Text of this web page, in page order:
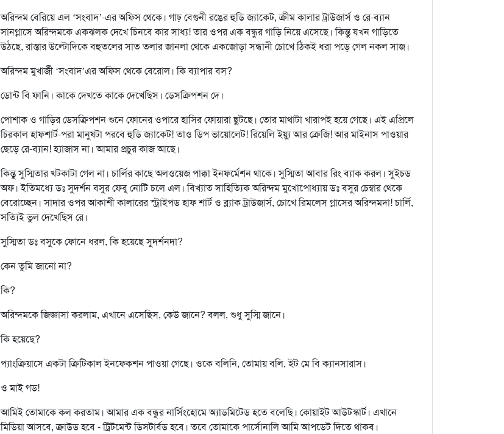
অরিন্দম বেরিয়ে এল ‘সংবাদ’-এর অফিস থেকে। গাঢ় বেগুনী রঙের হুডি জ্যাকেট, ক্রীম কালার ট্রাউজার্স ও রে-ব্যান
সানগ্লাসে অরিন্দমকে একঝলক দেখে চিনবে কার সাধ্য! তার ওপর এক বন্ধুর গাড়ি নিয়ে এসেছে। কিন্তু যখন গাড়িতে
উঠছে, রাস্তার উল্টোদিকে বহুতলের সাত তলার জানলা থেকে একজোড়া সন্ধানী চোখে ঠিকই ধরা পড়ে গেল নকল সাজ।
অরিন্দম মুখার্জী ‘সংবাদ’এর অফিস থেকে বেরোল। কি ব্যাপার বস্?
ডোন্ট বি ফানি। কাকে দেখতে কাকে দেখেছিস। ডেসক্রিপশন দে।
পোশাক ও গাড়ির ডেসক্রিপশন শুনে ফোনের ওপারে হাসির ফোয়ারা ছুটছে। তোর মাথাটা খারাপই হয়ে গেছে। এই এপ্রিলে
চিরকাল হাফশার্ট-পরা মানুষটা পরবে হুডি জ্যাকেট! তাও ডিপ ভায়োলেট! রিয়েলি ইয়্যু আর ক্রেজি! আর মাইনাস পাওয়ার
ছেড়ে রে-ব্যান! হ্যাজাস না। আমার প্রচুর কাজ আছে।
কিন্তু সুস্মিতার খটকাটা গেল না। চার্লির কাছে অলওয়েজ পাক্কা ইনফর্মেশন থাকে। সুস্মিতা আবার রিং ব্যাক করল। সুইচড
অফ। ইতিমধ্যে ডঃ সুদর্শন বসুর ফেবু নোটি চলে এল। বিখ্যাত সাহিত্যিক অরিন্দম মুখোপোধ্যায় ডঃ বসুর চেম্বার থেকে
বেরোচ্ছেন। সাদার ওপর আকাশী কালারের স্ট্রাইপড হাফ শার্ট ও ব্ল্যাক ট্রাউজার্স, চোখে রিমলেস গ্লাসের অরিন্দমদা! চার্লি,
সত্যিই ভুল দেখেছিস রে।
সুস্মিতা ডঃ বসুকে ফোনে ধরল, কি হয়েছে সুদর্শনদা?
কেন তুমি জানো না?
কি?
অরিন্দমকে জিজ্ঞাসা করলাম, এখানে এসেছিস, কেউ জানে? বলল, শুধু সুস্মি জানে।
কি হয়েছে?
প্যাংক্রিয়াসে একটা ক্রিটিকাল ইনফেকশন পাওয়া গেছে। ওকে বলিনি, তোমায় বলি, ইট মে বি ক্যানসারাস।
ও মাই গড!
আমিই তোমাকে কল করতাম। আমার এক বন্ধুর নার্সিংহোমে অ্যাডমিটেড হতে বলেছি। কোয়াইট আউটস্কার্ট। এখানে
মিডিয়া আসবে, ক্রাউড হবে - ট্রিটমেন্ট ডিসটার্বড হবে। তবে তোমাকে পার্সোনালি আমি আপডেট দিতে থাকব।